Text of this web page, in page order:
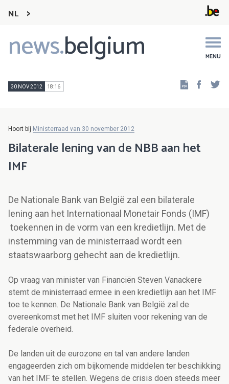
NL
news.belgium MENU
Main
navigation
30 NOV 2012 18:16
Hoort bij Ministerraad van 30 november 2012
Bilaterale lening van de NBB aan het
IMF
De Nationale Bank van België zal een bilaterale
lening aan het Internationaal Monetair Fonds (IMF)
toekennen in de vorm van een kredietlijn. Met de
instemming van de ministerraad wordt een
staatswaarborg gehecht aan de kredietlijn.
Op vraag van minister van Financiën Steven Vanackere
stemt de ministerraad ermee in een kredietlijn aan het IMF
toe te kennen. De Nationale Bank van België zal de
overeenkomst met het IMF sluiten voor rekening van de
federale overheid.
De landen uit de eurozone en tal van andere landen
engageerden zich om bijkomende middelen ter beschikking
van het IMF te stellen. Wegens de crisis doen steeds meer